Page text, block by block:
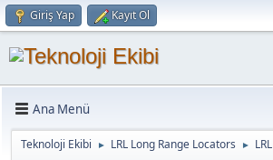
Giriş Yap Kayıt Ol
Ana Menü
Teknoloji Ekibi ► LRL Long Range Locators ► LRL